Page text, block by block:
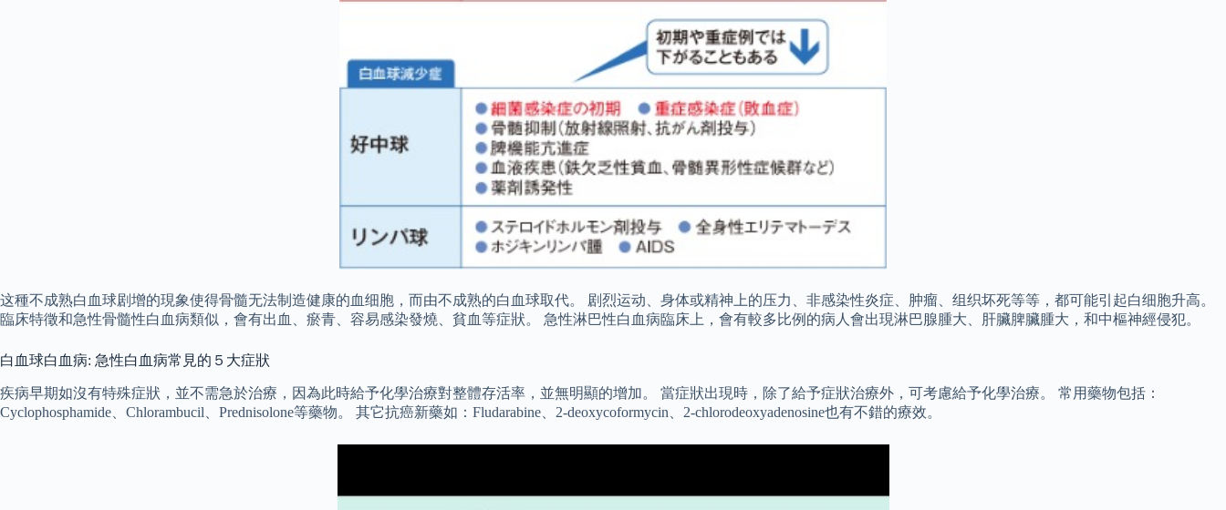
这種不成熟白血球剧增的現象使得骨髓无法制造健康的血细胞，而由不成熟的白血球取代。 剧烈运动、身体或精神上的压力、非感染性炎症、肿瘤、组织坏死等等，都可能引起白细胞升高。
臨床特徵和急性骨髓性白血病類似，會有出血、瘀青、容易感染發燒、貧血等症狀。 急性淋巴性白血病臨床上，會有較多比例的病人會出現淋巴腺腫大、肝臟脾臟腫大，和中樞神經侵犯。
白血球白血病: 急性白血病常見的５大症狀
疾病早期如沒有特殊症狀，並不需急於治療，因為此時給予化學治療對整體存活率，並無明顯的增加。 當症狀出現時，除了給予症狀治療外，可考慮給予化學治療。 常用藥物包括：
Cyclophosphamide、Chlorambucil、Prednisolone等藥物。 其它抗癌新藥如：Fludarabine、2-deoxycoformycin、2-chlorodeoxyadenosine也有不錯的療效。